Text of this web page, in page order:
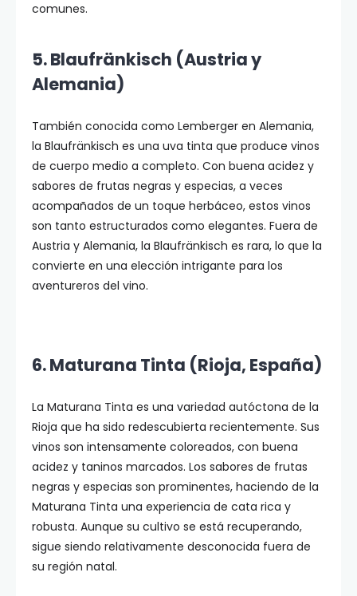
comunes.
5. Blaufränkisch (Austria y
Alemania)
También conocida como Lemberger en Alemania,
la Blaufränkisch es una uva tinta que produce vinos
de cuerpo medio a completo. Con buena acidez y
sabores de frutas negras y especias, a veces
acompañados de un toque herbáceo, estos vinos
son tanto estructurados como elegantes. Fuera de
Austria y Alemania, la Blaufränkisch es rara, lo que la
convierte en una elección intrigante para los
aventureros del vino.
6. Maturana Tinta (Rioja, España)
La Maturana Tinta es una variedad autóctona de la
Rioja que ha sido redescubierta recientemente. Sus
vinos son intensamente coloreados, con buena
acidez y taninos marcados. Los sabores de frutas
negras y especias son prominentes, haciendo de la
Maturana Tinta una experiencia de cata rica y
robusta. Aunque su cultivo se está recuperando,
sigue siendo relativamente desconocida fuera de
su región natal.